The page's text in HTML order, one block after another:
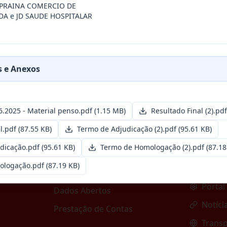
Transparência
Lei de Acesso à Informação
Lei de Transparência
Portal da Transparência
Dados Abertos
Prestação de Contas
Diario
Portal
Portal
COMERCIO DE
e JD SAUDE HOSPITALAR
e Anexos
- Material penso.pdf(1.15 MB) Resultado Final (2).pdf
(87.55 KB) Termo de Adjudicação (2).pdf(95.61 KB)
(95.61 KB) Termo de Homologação (2).pdf
(87.19 KB)